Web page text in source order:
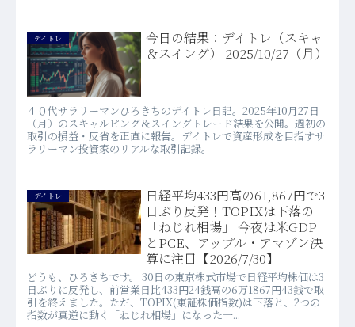
デイトレ
今日の結果：デイトレ（スキャ
＆スイング） 2025/10/27（月）
４０代サラリーマンひろきちのデイトレ日記。2025年10月27日
（月）のスキャルピング＆スイングトレード結果を公開。週初の
取引の損益・反省を正直に報告。デイトレで資産形成を目指すサ
ラリーマン投資家のリアルな取引記録。
デイトレ
日経平均433円高の61,867円で3
日ぶり反発！TOPIXは下落の
「ねじれ相場」 今夜は米GDP
とPCE、アップル・アマゾン決
算に注目【2026/7/30】
どうも、ひろきちです。 30日の東京株式市場で日経平均株価は3
日ぶりに反発し、前営業日比433円24銭高の6万1867円43銭で取
引を終えました。ただ、TOPIX(東証株価指数)は下落と、2つの
指数が真逆に動く「ねじれ相場」になった一...